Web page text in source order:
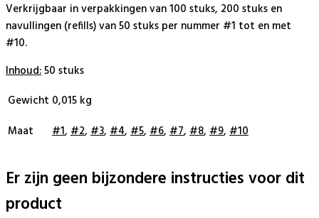
Verkrijgbaar in verpakkingen van 100 stuks, 200 stuks en
navullingen (refills) van 50 stuks per nummer #1 tot en met
#10.
Inhoud:50 stuks
Gewicht 0,015 kg
Maat
#1, #2, #3, #4, #5, #6, #7, #8, #9, #10
Er zijn geen bijzondere instructies voor dit
product